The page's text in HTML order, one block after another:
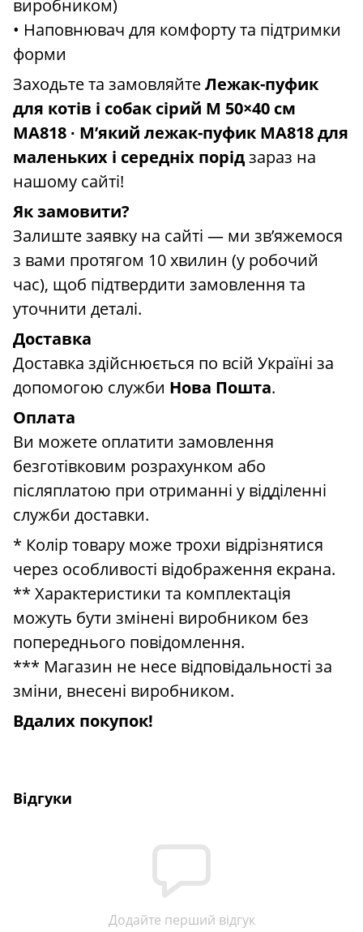
виробником)
• Наповнювач для комфорту та підтримки
форми
Заходьте та замовляйтеЛежак-пуфик
для котів і собак сірий M 50×40 см
MA818 ∙ М’який лежак-пуфик MA818 для
маленьких і середніх порідзараз на
нашому сайті!
Як замовити?
Залиште заявку на сайті — ми зв’яжемося
з вами протягом 10 хвилин (у робочий
час), щоб підтвердити замовлення та
уточнити деталі.
Доставка
Доставка здійснюється по всій Україні за
допомогою служби Нова Пошта.
Оплата
Ви можете оплатити замовлення
безготівковим розрахунком або
післяплатою при отриманні у відділенні
служби доставки.
* Колір товару може трохи відрізнятися
через особливості відображення екрана.
** Характеристики та комплектація
можуть бути змінені виробником без
попереднього повідомлення.
*** Магазин не несе відповідальності за
зміни, внесені виробником.
Вдалих покупок!
Відгуки
Додайте перший відгук